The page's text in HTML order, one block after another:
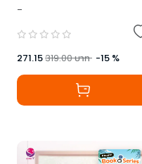
-
271.15319.00บาท -15 %